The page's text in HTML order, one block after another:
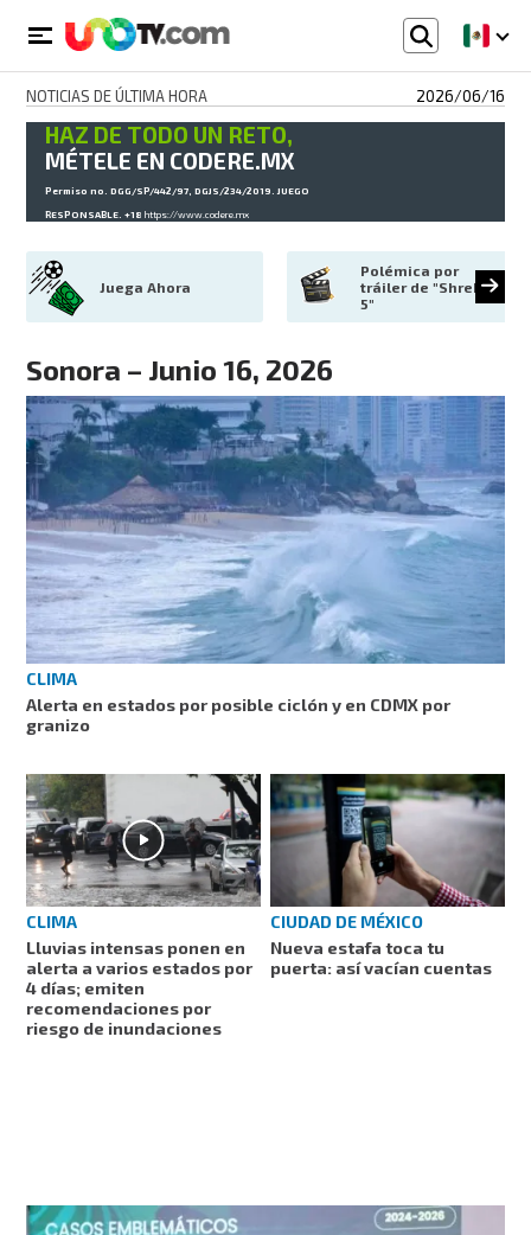
NOTICIAS DE ÚLTIMA HORA 2026/06/16
HAZ DE TODO UN RETO,
MÉTELE EN CODERE.MX
Permiso no. DGG/SP/442/97, DGJS/234/2019. JUEGO
RESPONSABLE. +18https://www.codere.mx
Juega Ahora
Polémica por
tráiler de "Shrek
5"
Sonora – Junio 16, 2026
CLIMA
Alerta en estados por posible ciclón y en CDMX por
granizo
CLIMA
Lluvias intensas ponen en
alerta a varios estados por
4 días; emiten
recomendaciones por
riesgo de inundaciones
CIUDAD DE MÉXICO
Nueva estafa toca tu
puerta: así vacían cuentas